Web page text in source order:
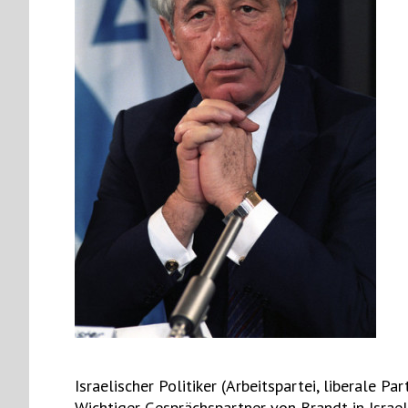
Israelischer Politiker (Arbeitspartei, liberale